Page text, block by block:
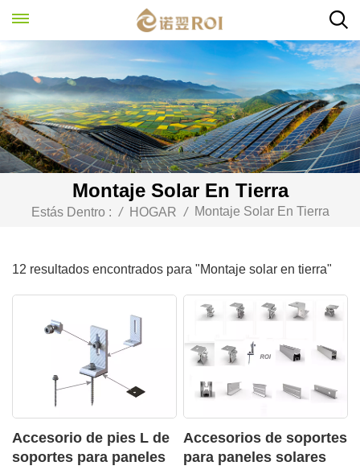
Montaje Solar En Tierra
Estás Dentro : / HOGAR / Montaje Solar En Tierra
12 resultados encontrados para "Montaje solar en tierra"
Accesorio de pies L de
soportes para paneles
Accesorios de soportes
para paneles solares